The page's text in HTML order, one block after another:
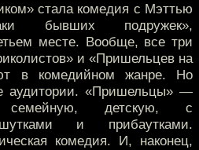
стала комедия с Мэттью
бывших подружек»,
месте. Вообще, все три
и «Пришельцев на
в комедийном жанре. Но
аудитории. «Пришельцы» —
семейную, детскую, с
и прибаутками.
комедия. И, наконец,